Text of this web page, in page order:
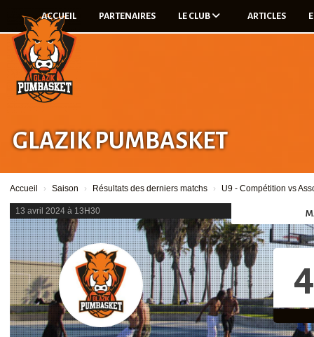
ACCUEIL PARTENAIRES LE CLUB ARTICLES
GLAZIK PUMBASKET
Accueil Saison Résultats des derniers matchs U9 - Compétition vs
13 avril 2024 à 13H30